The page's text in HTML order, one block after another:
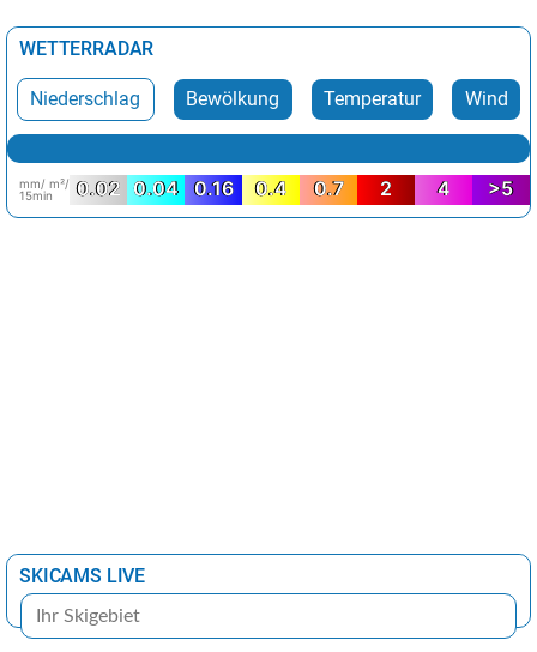
WETTERRADAR
Niederschlag Bewölkung Temperatur Wind
mm/ m²/
15min
0.02 0.04 0.16 0.4 0.7 2 4 >5
SKICAMS LIVE